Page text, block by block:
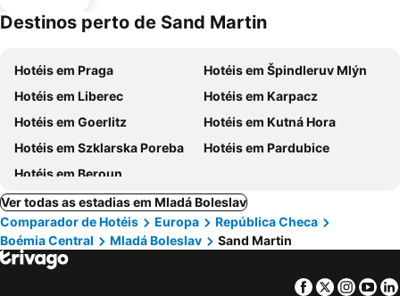
Destinos perto de Sand Martin
Hotéis em Praga
Hotéis em Špindleruv Mlýn
Hotéis em Liberec
Hotéis em Karpacz
Hotéis em Goerlitz
Hotéis em Kutná Hora
Hotéis em Szklarska Poreba
Hotéis em Pardubice
Hotéis em Beroun
Ver todas as estadias em Mladá Boleslav
Comparador de Hotéis
Europa
República Checa
Boémia Central
Mladá Boleslav Sand Martin
Facebook
Twitter